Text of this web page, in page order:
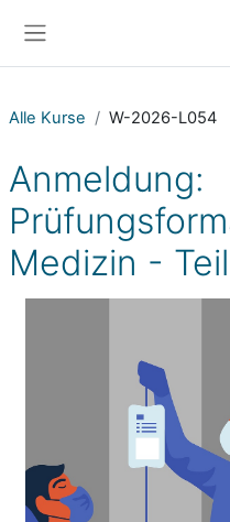
Alle Kurse W-2026-L054
Anmeldung:
Medizin -